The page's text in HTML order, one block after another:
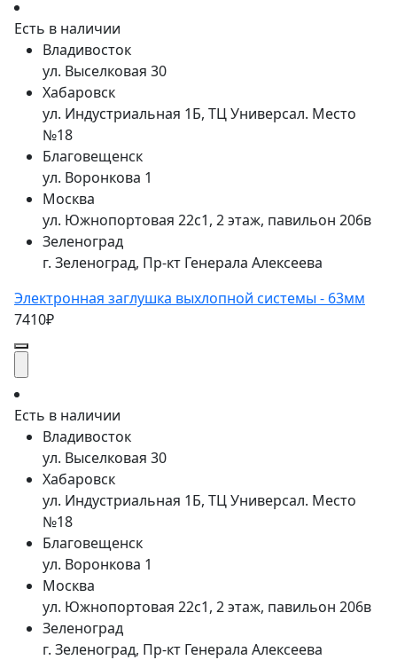
Есть в наличии
Владивосток
ул. Выселковая 30
Хабаровск
ул. Индустриальная 1Б, ТЦ Универсал. Место
№18
Благовещенск
ул. Воронкова 1
Москва
ул. Южнопортовая 22с1, 2 этаж, павильон 206в
Зеленоград
г. Зеленоград, Пр-кт Генерала Алексеева
Электронная заглушка выхлопной системы - 63мм
7410₽
Есть в наличии
Владивосток
ул. Выселковая 30
Хабаровск
ул. Индустриальная 1Б, ТЦ Универсал. Место
№18
Благовещенск
ул. Воронкова 1
Москва
ул. Южнопортовая 22с1, 2 этаж, павильон 206в
Зеленоград
г. Зеленоград, Пр-кт Генерала Алексеева